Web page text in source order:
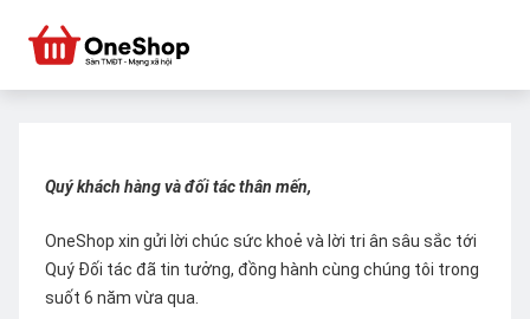
Quý khách hàng và đối tác thân mến,
OneShop xin gửi lời chúc sức khoẻ và lời tri ân sâu sắc tới
Quý Đối tác đã tin tưởng, đồng hành cùng chúng tôi trong
suốt 6 năm vừa qua.